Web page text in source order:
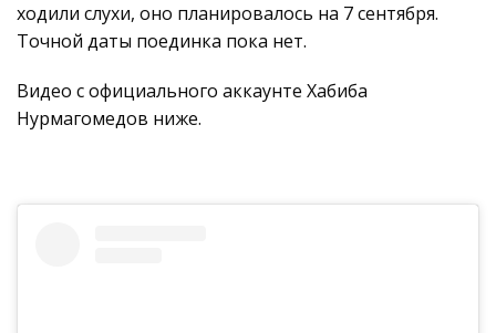
ходили слухи, оно планировалось на 7 сентября.
Точной даты поединка пока нет.
Видео с официального аккаунте Хабиба
Нурмагомедов ниже.